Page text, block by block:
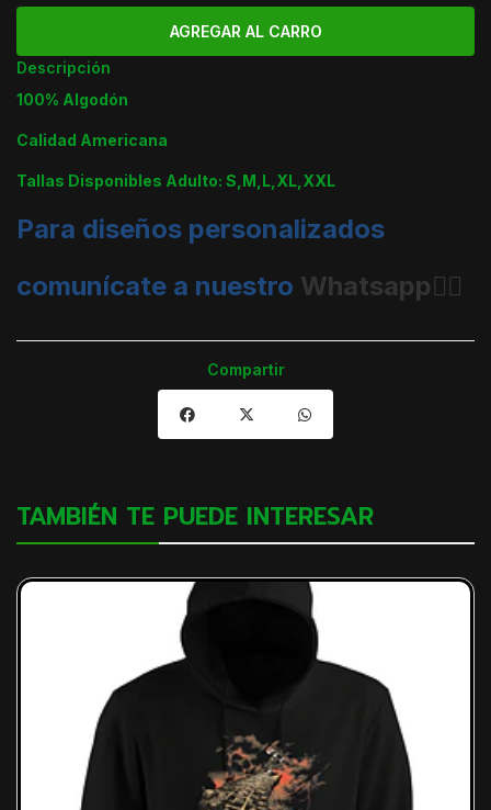
Descripción
100% Algodón
Calidad Americana
Tallas Disponibles Adulto: S,M,L,XL,XXL
Para diseños personalizados
comunícate a nuestro Whatsapp👈🏼
Compartir
TAMBIÉN TE PUEDE INTERESAR